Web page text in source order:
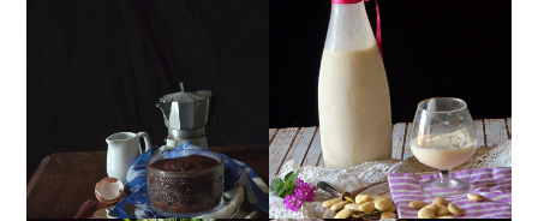
MUG CAKE AL
CIOCCOLATO
MANDORLITO